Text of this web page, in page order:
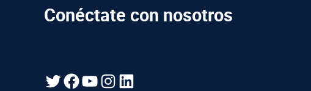
Conéctate con nosotros
Gorjeo
Facebook
YouTube
Instagram
LinkedIn